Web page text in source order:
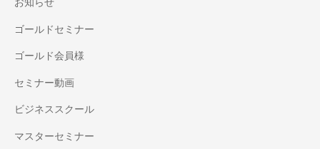
お知らせ
ゴールドセミナー
ゴールド会員様
セミナー動画
ビジネススクール
マスターセミナー